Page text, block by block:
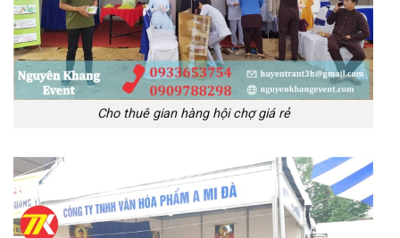
Cho thuê gian hàng hội chợ giá rẻ